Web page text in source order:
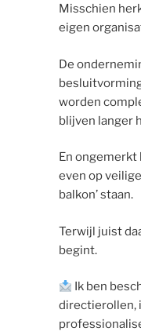
Misschien
eigen
De
worden
blijven langer
En
even op
balkon’ staan.
Terwijl juist
begint.
Ik ben
directierollen,